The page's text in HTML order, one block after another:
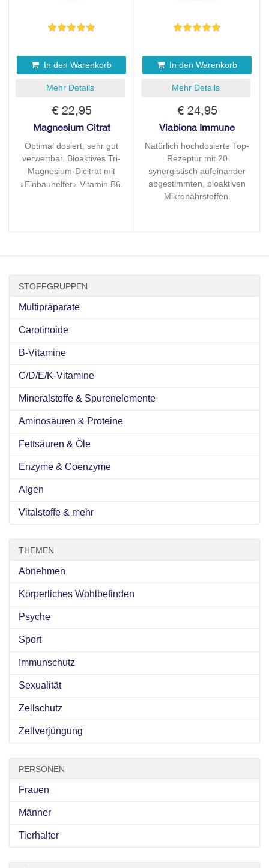
In den Warenkorb
Mehr Details
€ 22,95
Magnesium Citrat
Optimal dosiert, sehr gut
verwertbar. Bioaktives Tri-
Magnesium-Dicitrat mit
»Einbauhelfer« Vitamin B6.
In den Warenkorb
Mehr Details
€ 24,95
Viabiona Immune
Natürlich hochdosierte Top-
Rezeptur mit 20
synergistisch aufeinander
abgestimmten, bioaktiven
Mikronährstoffen.
STOFFGRUPPEN
Multipräparate
Carotinoide
B-Vitamine
C/D/E/K-Vitamine
Mineralstoffe & Spurenelemente
Aminosäuren & Proteine
Fettsäuren & Öle
Enzyme & Coenzyme
Algen
Vitalstoffe & mehr
THEMEN
Abnehmen
Körperliches Wohlbefinden
Psyche
Sport
Immunschutz
Sexualität
Zellschutz
Zellverjüngung
PERSONEN
Frauen
Männer
Tierhalter